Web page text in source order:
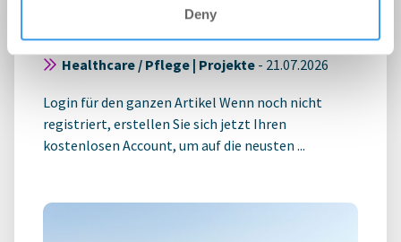
Deny
realisiert Pilotpraxis am
Butzweilerhof in Köln
Healthcare / Pflege | Projekte - 21.07.2026
Login für den ganzen Artikel Wenn noch nicht
registriert, erstellen Sie sich jetzt Ihren
kostenlosen Account, um auf die neusten ...